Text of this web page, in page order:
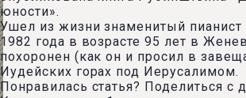
юности».
Ушел из жизни знаменитый пианист
1982 года в возрасте 95 лет в
похоронен (как он и просил в
Иудейских горах под Иерусалимом.
Понравилась статья? Поделиться с